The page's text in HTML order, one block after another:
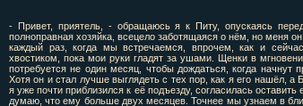
- Привет, приятель, - обращаюсь я к Питу, опускаясь
полноправная хозяйка, всецело заботящаяся о нём, но меня
каждый раз, когда мы встречаемся, впрочем, как и
хвостиком, пока мои руки гладят за ушами. Щенки в
потребуется не один месяц, чтобы дождаться, когда начнут
Хотя он и стал лучше выглядеть с тех пор, как я его нашёл, а
я уже почти приблизился к её подъезду, согласилась
думаю, что ему больше двух месяцев. Точнее мы узнаем в